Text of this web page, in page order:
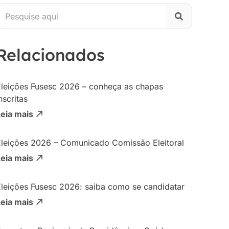
Fusesc 2026 – conheça as chapas
mais
2026 – Comunicado Comissão Eleitoral
mais
Fusesc 2026: saiba como se candidatar
mais